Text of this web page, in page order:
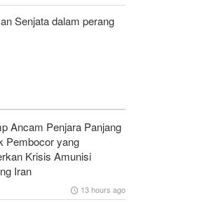
Senjata dalam perang
Ancam Penjara Panjang
Pembocor yang
Krisis Amunisi
Iran
13 hours ago